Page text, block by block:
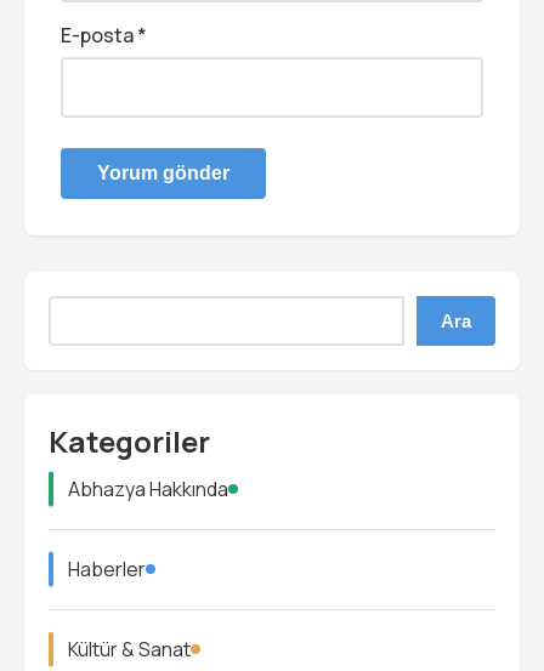
E-posta*
Ara
Kategoriler
Abhazya Hakkında
Haberler
Kültür & Sanat